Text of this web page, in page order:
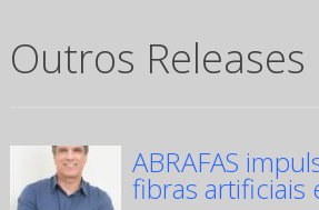
Outros Releases
ABRAFAS
fibras artificiais